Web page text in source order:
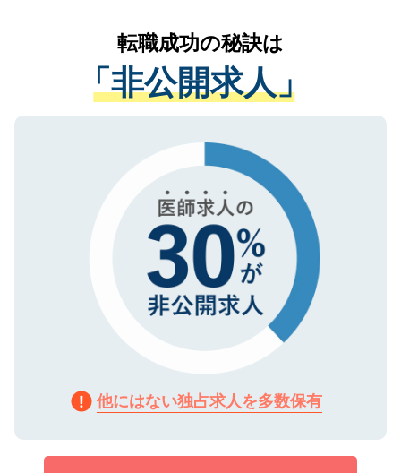
は、個人情報の取り扱いについての厳密な
管理基準を満たした事業者のみに付与され
る、プライバシーマークを取得済みです。
で、機密保持に関してもご安心ください。
かがいして、現在の医療機関の状況や紹介
経験をまじえながら、適切なアドバイスを
させていただきます。すぐにご転職をされ
ない方には、長期的なサポートが可能です
ので、まずはご登録ください。
転職成功の秘訣は
「非公開求人」
他にはない独占求人を多数保有